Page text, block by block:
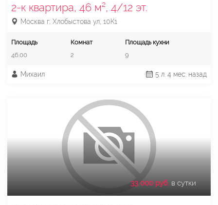
2-к квартира, 46 м², 4/12 эт.
Москва г, Хлобыстова ул, 10К1
Площадь
46.00
Комнат
2
Площадь кухни
9
Михаил 5 л. 4 мес. назад
33 000 руб. в сутки